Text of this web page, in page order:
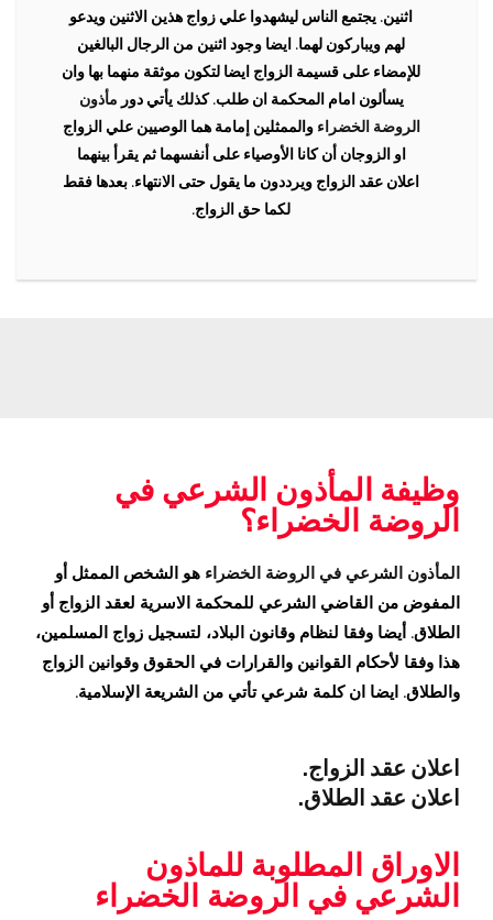
اثنين. يجتمع الناس ليشهدوا علي زواج هذين الاثنين ويدعو
لهم ويباركون لهما. ايضا وجود اثنين من الرجال البالغين
للإمضاء على قسيمة الزواج ايضا لتكون موثقة منهما بها وان
يسألون امام المحكمة ان طلب. كذلك يأتي دور مأذون
الروضة الخضراء والممثلين إمامة هما الوصيين علي الزواج
او الزوجان أن كانا الأوصياء على أنفسهما ثم يقرأ بينهما
اعلان عقد الزواج ويرددون ما يقول حتى الانتهاء. بعدها فقط
لكما حق الزواج.
وظيفة المأذون الشرعي في
الروضة الخضراء؟
المأذون الشرعي في الروضة الخضراء هو الشخص الممثل أو
المفوض من القاضي الشرعي للمحكمة الاسرية لعقد الزواج أو
الطلاق. أيضا وفقا لنظام وقانون البلاد، لتسجيل زواج المسلمين،
هذا وفقا لأحكام القوانين والقرارات في الحقوق وقوانين الزواج
والطلاق. ايضا ان كلمة شرعي تأتي من الشريعة الإسلامية.
اعلان عقد الزواج.
اعلان عقد الطلاق.
الاوراق المطلوبة للماذون
الشرعي في الروضة الخضراء